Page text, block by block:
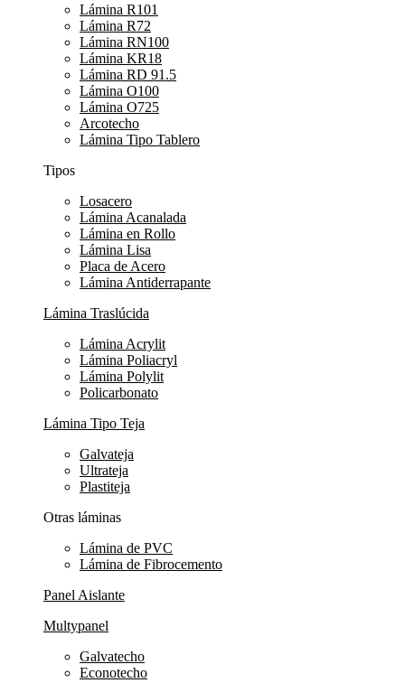
Lámina R101
Lámina R72
Lámina RN100
Lámina KR18
Lámina RD 91.5
Lámina O100
Lámina O725
Arcotecho
Lámina Tipo Tablero
Tipos
Losacero
Lámina Acanalada
Lámina en Rollo
Lámina Lisa
Placa de Acero
Lámina Antiderrapante
Lámina Traslúcida
Lámina Acrylit
Lámina Poliacryl
Lámina Polylit
Policarbonato
Lámina Tipo Teja
Galvateja
Ultrateja
Plastiteja
Otras láminas
Lámina de PVC
Lámina de Fibrocemento
Panel Aislante
Multypanel
Galvatecho
Econotecho